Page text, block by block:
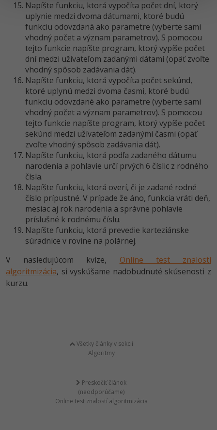
Napíšte funkciu, ktorá vypočíta počet dní, ktorý
uplynie medzi dvoma dátumami, ktoré budú
funkciu odovzdaná ako parametre (vyberte sami
vhodný počet a význam parametrov). S pomocou
tejto funkcie napíšte program, ktorý vypíše počet
dní medzi užívateľom zadanými dátami (opäť zvoľte
vhodný spôsob zadávania dát).
Napíšte funkciu, ktorá vypočíta počet sekúnd,
ktoré uplynú medzi dvoma časmi, ktoré budú
funkciu odovzdané ako parametre (vyberte sami
vhodný počet a význam parametrov). S pomocou
tejto funkcie napíšte program, ktorý vypíše počet
sekúnd medzi užívateľom zadanými časmi (opäť
zvoľte vhodný spôsob zadávania dát).
Napíšte funkciu, ktorá podľa zadaného dátumu
narodenia a pohlavie určí prvých 6 číslic z rodného
čísla.
Napíšte funkciu, ktorá overí, či je zadané rodné
číslo prípustné. V prípade že áno, funkcia vráti deň,
mesiac aj rok narodenia a správne pohlavie
príslušné k rodnému číslu.
Napíšte funkciu, ktorá prevedie karteziánske
súradnice v rovine na polárnej.
V nasledujúcom kvíze, Online test znalostí
algoritmizácia, si vyskúšame nadobudnuté skúsenosti z
kurzu.
Všetky články v sekcii
Algoritmy
Preskočiť článok
(neodporúčame)
Online test znalostí algoritmizácia